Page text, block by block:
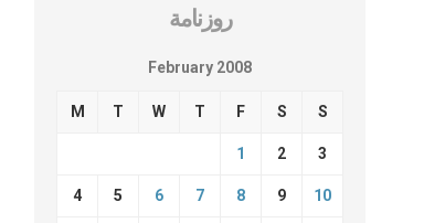
روزنامة
February 2008
M T W T F S S
1 2 3
4 5 6 7 8 9 10